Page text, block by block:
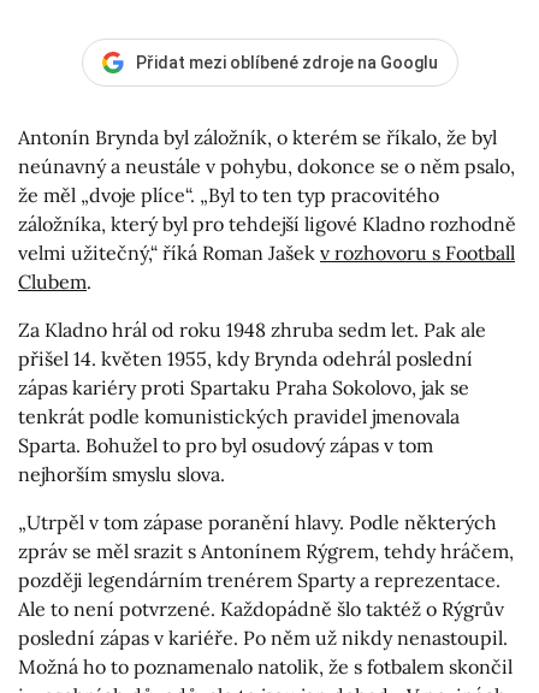
Přidat mezi oblíbené zdroje na Googlu
Antonín Brynda byl záložník, o kterém se říkalo, že byl
neúnavný a neustále v pohybu, dokonce se o něm psalo,
že měl „dvoje plíce“. „Byl to ten typ pracovitého
záložníka, který byl pro tehdejší ligové Kladno rozhodně
velmi užitečný,“ říká Roman Jašek v rozhovoru s Football
Clubem.
Za Kladno hrál od roku 1948 zhruba sedm let. Pak ale
přišel 14. květen 1955, kdy Brynda odehrál poslední
zápas kariéry proti Spartaku Praha Sokolovo, jak se
tenkrát podle komunistických pravidel jmenovala
Sparta. Bohužel to pro byl osudový zápas v tom
nejhorším smyslu slova.
„Utrpěl v tom zápase poranění hlavy. Podle některých
zpráv se měl srazit s Antonínem Rýgrem, tehdy hráčem,
později legendárním trenérem Sparty a reprezentace.
Ale to není potvrzené. Každopádně šlo taktéž o Rýgrův
poslední zápas v kariéře. Po něm už nikdy nenastoupil.
Možná ho to poznamenalo natolik, že s fotbalem skončil